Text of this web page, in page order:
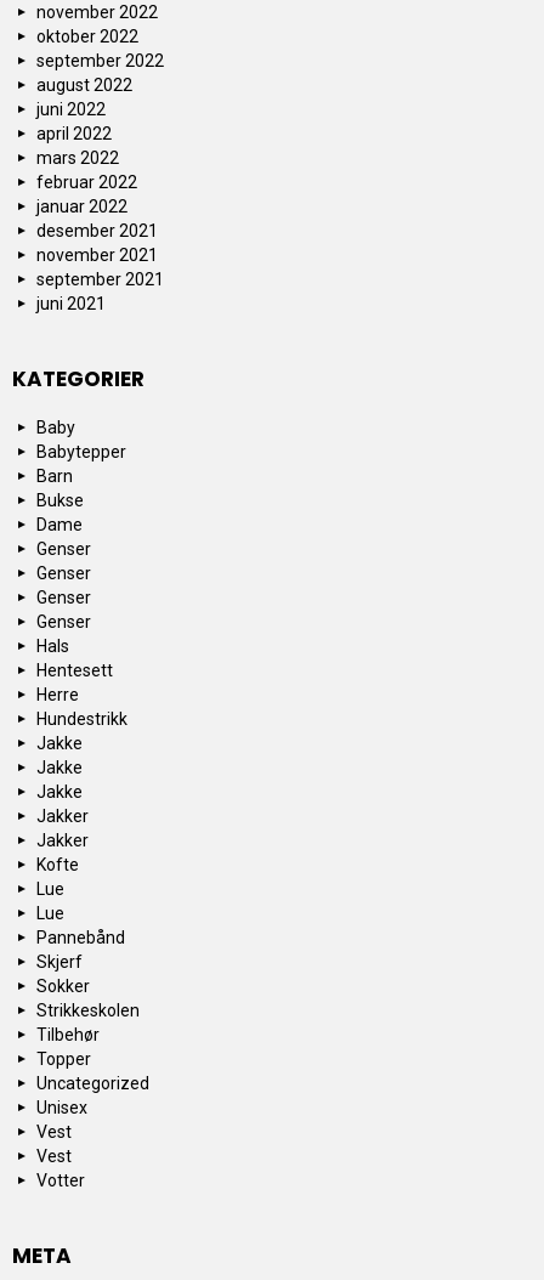
november 2022
oktober 2022
september 2022
august 2022
juni 2022
april 2022
mars 2022
februar 2022
januar 2022
desember 2021
november 2021
september 2021
juni 2021
KATEGORIER
Baby
Babytepper
Barn
Bukse
Dame
Genser
Genser
Genser
Genser
Hals
Hentesett
Herre
Hundestrikk
Jakke
Jakke
Jakke
Jakker
Jakker
Kofte
Lue
Lue
Pannebånd
Skjerf
Sokker
Strikkeskolen
Tilbehør
Topper
Uncategorized
Unisex
Vest
Vest
Votter
META